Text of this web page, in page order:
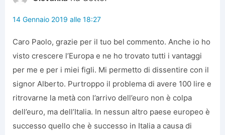
14 Gennaio 2019 alle 18:27
Caro Paolo, grazie per il tuo bel commento. Anche io ho
visto crescere l’Europa e ne ho trovato tutti i vantaggi
per me e per i miei figli. Mi permetto di dissentire con il
signor Alberto. Purtroppo il problema di avere 100 lire e
ritrovarne la metà con l’arrivo dell’euro non è colpa
dell’euro, ma dell’Italia. In nessun altro paese europeo è
successo quello che è successo in Italia a causa di